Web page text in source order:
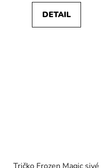
DETAIL
Tričko Frozen Magic sivé